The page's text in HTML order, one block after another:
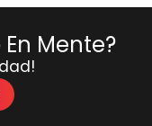
Mente?